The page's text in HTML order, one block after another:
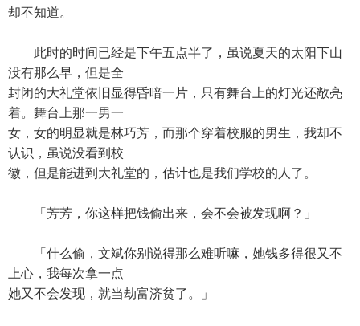
却不知道。
此时的时间已经是下午五点半了，虽说夏天的太阳下山
没有那么早，但是全
封闭的大礼堂依旧显得昏暗一片，只有舞台上的灯光还敞亮
着。舞台上那一男一
女，女的明显就是林巧芳，而那个穿着校服的男生，我却不
认识，虽说没看到校
徽，但是能进到大礼堂的，估计也是我们学校的人了。
「芳芳，你这样把钱偷出来，会不会被发现啊？」
「什么偷，文斌你别说得那么难听嘛，她钱多得很又不
上心，我每次拿一点
她又不会发现，就当劫富济贫了。」